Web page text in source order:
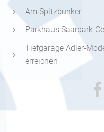
Am Spitzbunker
Parkhaus Saarpark-
Tiefgarage Adler-
erreichen